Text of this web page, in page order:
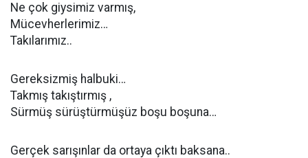
Ne çok giysimiz varmış,
Mücevherlerimiz…
Takılarımız..
Gereksizmiş halbuki…
Takmış takıştırmış ,
Sürmüş sürüştürmüşüz boşu boşuna…
Gerçek sarışınlar da ortaya çıktı baksana..